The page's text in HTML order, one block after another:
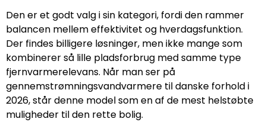
Den er et godt valg i sin kategori, fordi den rammer
balancen mellem effektivitet og hverdagsfunktion.
Der findes billigere løsninger, men ikke mange som
kombinerer så lille pladsforbrug med samme type
fjernvarmerelevans. Når man ser på
gennemstrømningsvandvarmere til danske forhold i
2026, står denne model som en af de mest helstøbte
muligheder til den rette bolig.